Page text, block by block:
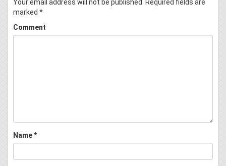
Your email address will not be published.
Required fields are
marked *
Comment
Name*